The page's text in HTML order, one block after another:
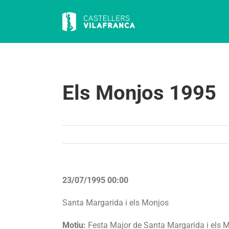
Els Monjos 1995
23/07/1995 00:00
Santa Margarida i els Monjos
Motiu: Festa Major de Santa Margarida i els